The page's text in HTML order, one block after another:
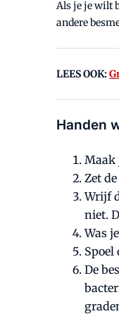
Als je je wilt
andere
LEES OOK:
Handen
Maak
Zet
Wrijf
niet.
Was
De